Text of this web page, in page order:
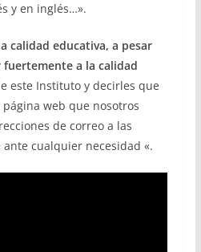
y en inglés…».
calidad educativa, a pesar
a la calidad
este Instituto y decirles que
web que nosotros
de correo a las
cualquier necesidad «.